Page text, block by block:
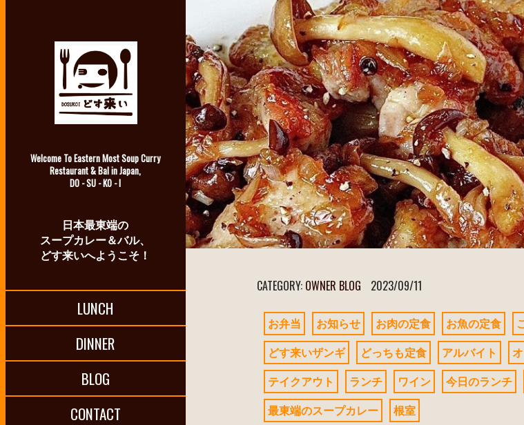
Welcome To Eastern Most Soup Curry
Restaurant & Bal in Japan,
DO - SU - KO - I
日本最東端の
スープカレー＆バル、
どす来いへようこそ！
LUNCH
DINNER
BLOG
CONTACT
CATEGORY: OWNER BLOG 2023/09/11
お弁当 お知らせ お肉の定食 お魚の定食
どす来いザンギ
どっちも定食 アルバイト
テイクアウト
ランチ ワイン 今日のランチ
最東端のスープカレー
根室